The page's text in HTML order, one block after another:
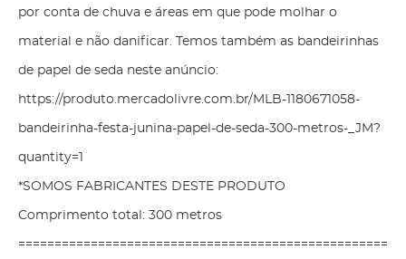
por conta de chuva e áreas em que pode molhar o
material e não danificar. Temos também as bandeirinhas
de papel de seda neste anúncio:
https://produto.mercadolivre.com.br/MLB-1180671058-
bandeirinha-festa-junina-papel-de-seda-300-metros-_JM?
quantity=1
*SOMOS FABRICANTES DESTE PRODUTO
Comprimento total: 300 metros
===================================================